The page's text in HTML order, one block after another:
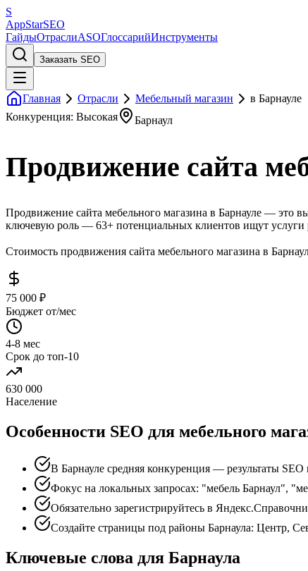
S
AppStarSEO
ГайдыОтраслиASOГлоссарийИнструменты
Заказать SEO
Главная Отрасли Мебельный магазин
в Барнауле
Конкуренция: Высокая
Барнаул
Продвижение сайта
Продвижение сайта мебельного магазина в Барнауле — это
ключевую роль — 63+ потенциальных клиентов ищут услуги
Стоимость продвижения сайта мебельного магазина в
75 000 ₽
Бюджет от/мес
4-8 мес
Срок до топ-10
630 000
Население
Особенности SEO для мебельного
В Барнауле средняя конкуренция — результаты SEO
Фокус на локальных запросах: "мебель Барнаул",
Обязательно зарегистрируйтесь в
Создайте страницы под районы Барнаула: Центр,
Ключевые слова для Барнаула